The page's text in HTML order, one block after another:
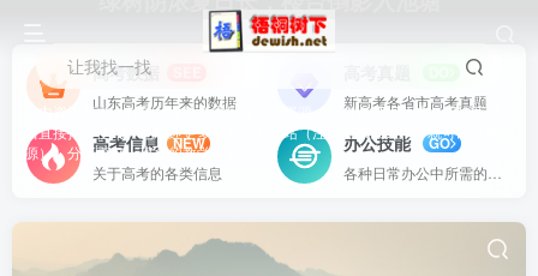
让我找一找
站内资源基本上都是一线教学实际使用的资源，配有WORD版本，可以下载
后直接打印使用。也欢迎更多老师加盟网站（注册登录成为用户就可以发布资
源），分享更好、更多的教学资源。
高考数据
山东高考历年来的数据
新高考各省市高考真题
高考信息
NEW
关于高考的各类信息
办公技能
GO